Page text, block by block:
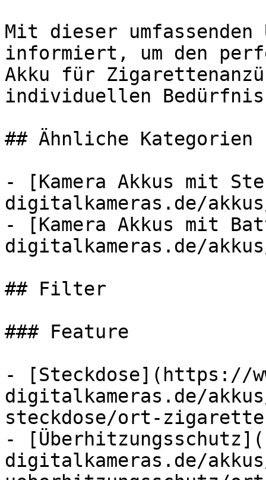
Mit dieser
informiert, um den
Akku für
individuellen
## Ähnliche Kategorien
- [Kamera Akkus mit
digitalkameras.de/
- [Kamera Akkus mit
digitalkameras.de/
## Filter
### Feature
- [Steckdose](https://
digitalkameras.de/
steckdose/ort-
-
digitalkameras.de/